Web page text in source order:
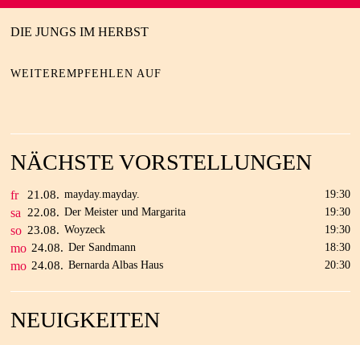
DIE JUNGS IM HERBST
WEITEREMPFEHLEN AUF
NÄCHSTE VORSTELLUNGEN
fr 21.08. mayday.mayday. 19:30
sa 22.08. Der Meister und Margarita 19:30
so 23.08. Woyzeck 19:30
mo 24.08. Der Sandmann 18:30
mo 24.08. Bernarda Albas Haus 20:30
NEUIGKEITEN